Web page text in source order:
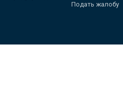
Подать жалобу